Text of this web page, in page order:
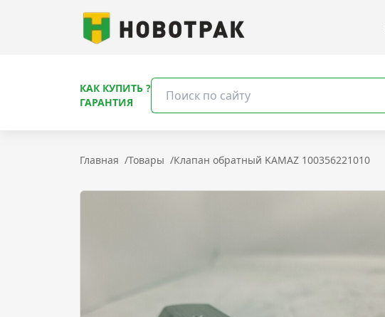
КАК КУПИТЬ ?
ГАРАНТИЯ
Главная /Товары /Клапан обратный KAMAZ 100356221010